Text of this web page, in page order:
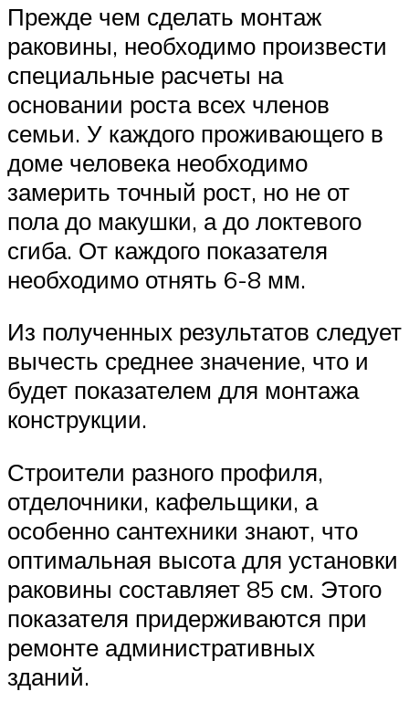
Прежде чем сделать монтаж
раковины, необходимо произвести
специальные расчеты на
основании роста всех членов
семьи. У каждого проживающего в
доме человека необходимо
замерить точный рост, но не от
пола до макушки, а до локтевого
сгиба. От каждого показателя
необходимо отнять 6-8 мм.
Из полученных результатов следует
вычесть среднее значение, что и
будет показателем для монтажа
конструкции.
Строители разного профиля,
отделочники, кафельщики, а
особенно сантехники знают, что
оптимальная высота для установки
раковины составляет 85 см. Этого
показателя придерживаются при
ремонте административных
зданий.